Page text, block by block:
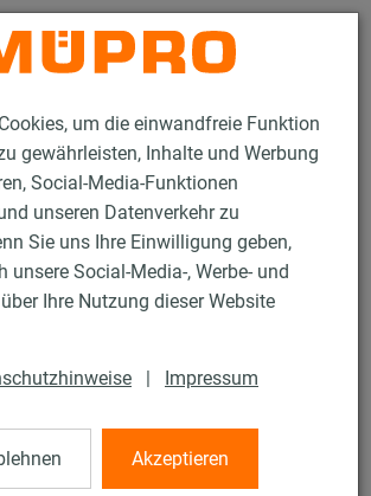
um die einwandfreie Funktion
gewährleisten, Inhalte und Werbung
Social-Media-Funktionen
unseren Datenverkehr zu
Sie uns Ihre Einwilligung geben,
unsere Social-Media-, Werbe- und
Ihre Nutzung dieser Website
| Impressum
Akzeptieren
Kontakt
Lüftungsbefestigung
für die Lüftungsbefestigung
(leichter bis mittlerer Lastbereich)
1 / 62
Systemschienen